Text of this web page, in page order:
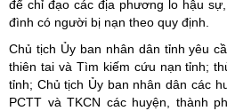
để chỉ đạo các địa phương lo hậu
đình có người bị nạn theo quy định.
Chủ tịch Ủy ban nhân dân tỉnh yêu
thiên tai và Tìm kiếm cứu nạn tỉnh;
tỉnh; Chủ tịch Ủy ban nhân dân các
PCTT và TKCN các huyện, thành